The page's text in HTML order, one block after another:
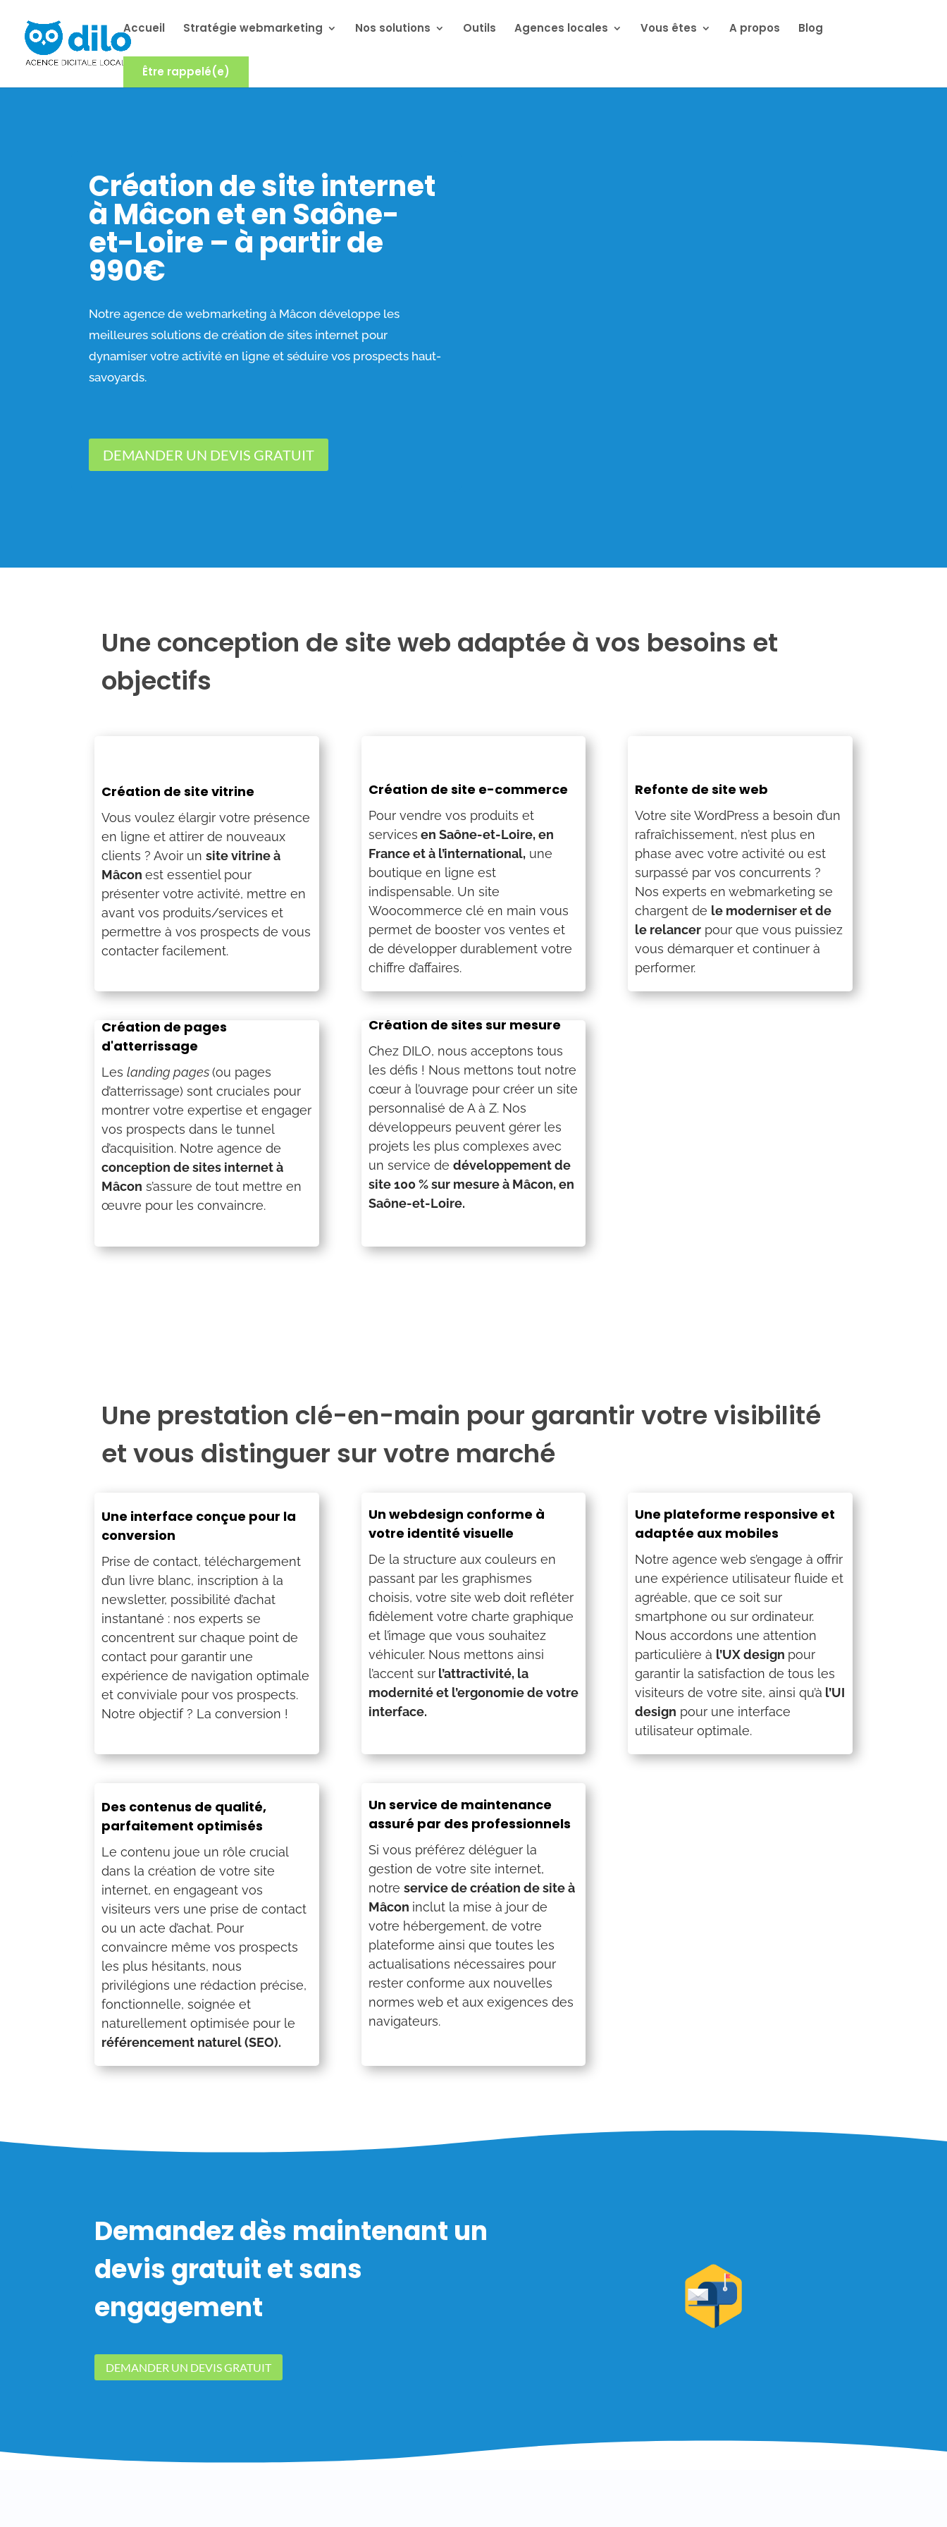
Accueil Stratégie webmarketing Nos solutions Outils Agences locales Vous êtes A propos Blog
Être rappelé(e)
Création de site internet
à Mâcon et en Saône-
et-Loire – à partir de
990€
Notre agence de webmarketing à Mâcon développe les
meilleures solutions de création de sites internet pour
dynamiser votre activité en ligne et séduire vos prospects haut-
savoyards.
DEMANDER UN DEVIS GRATUIT
Une conception de site web adaptée à vos besoins et
objectifs
Création de site vitrine
Vous voulez élargir votre présence
en ligne et attirer de nouveaux
clients ? Avoir unsite vitrine à
Mâconest essentiel pour
présenter votre activité, mettre en
avant vos produits/services et
permettre à vos prospects de vous
contacter facilement.
Création de site e-commerce
Pour vendre vos produits et
services en Saône-et-Loire, en
France et à l’international,une
boutique en ligne est
indispensable. Un site
Woocommerce clé en main vous
permet de booster vos ventes et
de développer durablement votre
chiffre d’affaires.
Refonte de site web
Votre site WordPress a besoin d’un
rafraîchissement, n’est plus en
phase avec votre activité ou est
surpassé par vos concurrents ?
Nos experts en webmarketing se
chargent de le moderniser et de
le relancerpour que vous puissiez
vous démarquer et continuer à
performer.
Création de pages
d'atterrissage
Leslanding pages(ou pages
d’atterrissage) sont cruciales pour
montrer votre expertise et engager
vos prospects dans le tunnel
d’acquisition. Notre agence de
conception de sites internet à
Mâcon s’assure de tout mettre en
œuvre pour les convaincre.
Création de sites sur mesure
Chez DILO, nous acceptons tous
les défis ! Nous mettons tout notre
cœur à l’ouvrage pour créer un site
personnalisé de A à Z. Nos
développeurs peuvent gérer les
projets les plus complexes avec
un service de développement de
site 100 % sur mesure à Mâcon, en
Saône-et-Loire.
Une prestation clé-en-main pour garantir votre visibilité
et vous distinguer sur votre marché
Une interface conçue pour la
conversion
Prise de contact, téléchargement
d’un livre blanc, inscription à la
newsletter, possibilité d’achat
instantané : nos experts se
concentrent sur chaque point de
contact pour garantir une
expérience de navigation optimale
et conviviale pour vos prospects.
Notre objectif ? La conversion !
Un webdesign conforme à
votre identité visuelle
De la structure aux couleurs en
passant par les graphismes
choisis, votre site web doit refléter
fidèlement votre charte graphique
et l’image que vous souhaitez
véhiculer. Nous mettons ainsi
l’accent surl’attractivité, la
modernité et l’ergonomie de votre
interface.
Une plateforme responsive et
adaptée aux mobiles
Notre agence web s’engage à offrir
une expérience utilisateur fluide et
agréable, que ce soit sur
smartphone ou sur ordinateur.
Nous accordons une attention
particulière à l’UX design pour
garantir la satisfaction de tous les
visiteurs de votre site, ainsi qu’à l’UI
design pour une interface
utilisateur optimale.
Des contenus de qualité,
parfaitement optimisés
Le contenu joue un rôle crucial
dans la création de votre site
internet, en engageant vos
visiteurs vers une prise de contact
ou un acte d’achat. Pour
convaincre même vos prospects
les plus hésitants, nous
privilégions une rédaction précise,
fonctionnelle, soignée et
naturellement optimisée pour le
référencement naturel (SEO).
Un service de maintenance
assuré par des professionnels
Si vous préférez déléguer la
gestion de votre site internet,
notre service de création de site à
Mâcon inclut la mise à jour de
votre hébergement, de votre
plateforme ainsi que toutes les
actualisations nécessaires pour
rester conforme aux nouvelles
normes web et aux exigences des
navigateurs.
Demandez dès maintenant un
devis gratuit et sans
engagement
DEMANDER UN DEVIS GRATUIT